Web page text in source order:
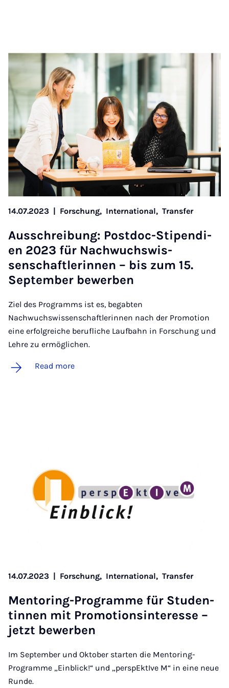
14.07.2023 Forschung, International, Transfer
Aus­s­chreibung: Postdoc-Sti­pen­di­
en 2023 für Nachwuch­swis­
senschaftler­innen – bis zum 15.
Septem­ber be­w­er­ben
Ziel des Programms ist es, begabten
Nachwuchswissenschaftlerinnen nach der Promotion
eine erfolgreiche berufliche Laufbahn in Forschung und
Lehre zu ermöglichen.
Read more
14.07.2023 Forschung, International, Transfer
Ment­or­ing-Pro­gramme für Stu­den­
tinnen mit Pro­mo­tionsin­teresse –
jet­zt be­w­er­ben
Im September und Oktober starten die Mentoring-
Programme „Einblick!“ und „perspEktIve M“ in eine neue
Runde.